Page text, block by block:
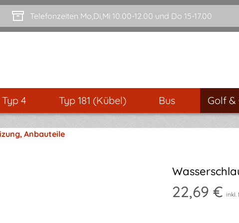
Telefonzeiten Mo,Di,Mi 10.00-12.00 und Do 15-17.00
4 Typ 181 (Kübel) Bus Golf &
Anbauteile
22,69 € inkl.